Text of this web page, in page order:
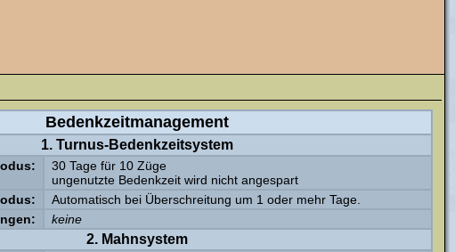
Bedenkzeitmanagement
1. Turnus-Bedenkzeitsystem
30 Tage für 10 Züge
ungenutzte Bedenkzeit wird nicht angespart
Automatisch bei Überschreitung um 1 oder mehr Tage.
keine
2. Mahnsystem